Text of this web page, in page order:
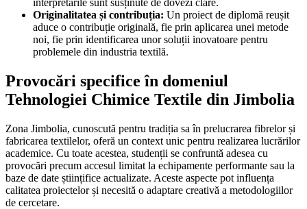
Originalitatea și contribuția: Un proiect de diplomă reușit
aduce o contribuție originală, fie prin aplicarea unei metode
noi, fie prin identificarea unor soluții inovatoare pentru
problemele din industria textilă.
Provocări specifice în domeniul
Tehnologiei Chimice Textile din Jimbolia
Zona Jimbolia, cunoscută pentru tradiția sa în prelucrarea fibrelor și
fabricarea textilelor, oferă un context unic pentru realizarea lucrărilor
academice. Cu toate acestea, studenții se confruntă adesea cu
provocări precum accesul limitat la echipamente performante sau la
baze de date științifice actualizate. Aceste aspecte pot influența
calitatea proiectelor și necesită o adaptare creativă a metodologiilor
de cercetare.